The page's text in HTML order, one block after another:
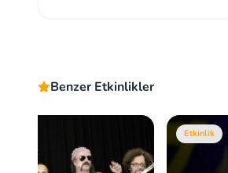
Benzer Etkinlikler
Etkinlik